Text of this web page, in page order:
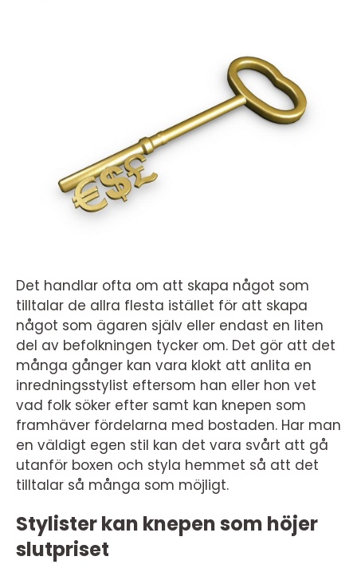
Det handlar ofta om att skapa något som
tilltalar de allra flesta istället för att skapa
något som ägaren själv eller endast en liten
del av befolkningen tycker om. Det gör att det
många gånger kan vara klokt att anlita en
inredningsstylist eftersom han eller hon vet
vad folk söker efter samt kan knepen som
framhäver fördelarna med bostaden. Har man
en väldigt egen stil kan det vara svårt att gå
utanför boxen och styla hemmet så att det
tilltalar så många som möjligt.
Stylister kan knepen som höjer
slutpriset